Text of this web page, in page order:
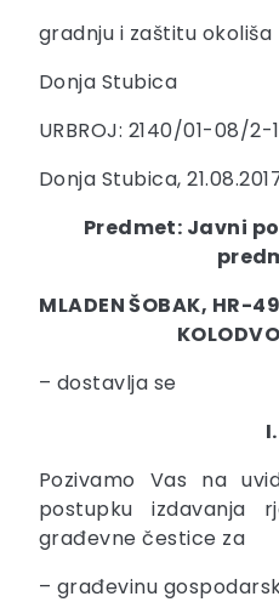
gradnju i zaštitu okoliša
Donja Stubica
URBROJ: 2140/01-08/
Donja Stubica,
Predmet: Javni
MLADEN ŠOBAK, HR-
– dostavlja se
I.
Pozivamo Vas na
postupku izdavanja
građevne čestice za
– građevinu